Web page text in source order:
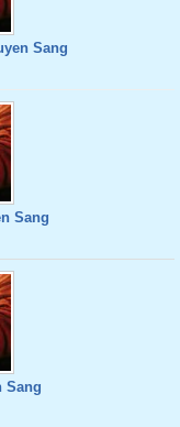
Sang
Sang
Sang